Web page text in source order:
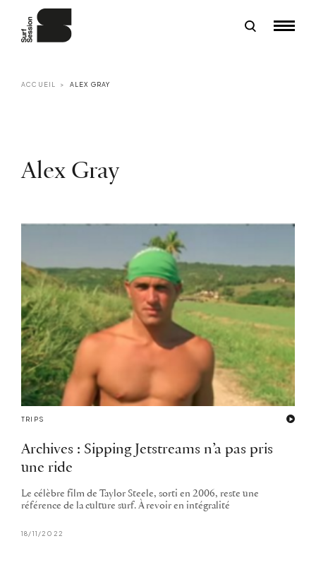
ACCUEIL ALEX GRAY
Alex Gray
TRIPS
Archives : Sipping Jetstreams n’a pas pris
une ride
Le célèbre film de Taylor Steele, sorti en 2006, reste une
référence de la culture surf. À revoir en intégralité
18/11/2022